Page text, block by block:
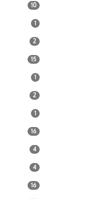
10
1
2
15
1
2
1
16
4
4
16